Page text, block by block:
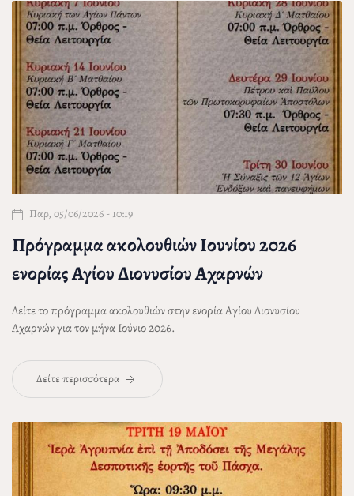
Παρ, 05/06/2026 - 10:19
Πρόγραμμα ακολουθιών Ιουνίου 2026
ενορίας Αγίου Διονυσίου Αχαρνών
Δείτε το πρόγραμμα ακολουθιών στην ενορία Αγίου Διονυσίου
Αχαρνών για τον μήνα Ιούνιο 2026.
Δείτε περισσότερα